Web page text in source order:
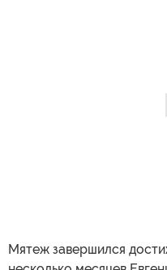
Мятеж завершился